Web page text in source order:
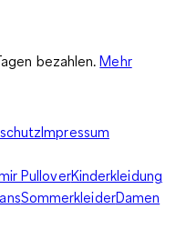
bezahlen. Mehr
Impressum
PulloverKinderkleidung
SommerkleiderDamen